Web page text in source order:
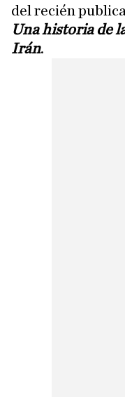
del recién
Una historia de
Irán.